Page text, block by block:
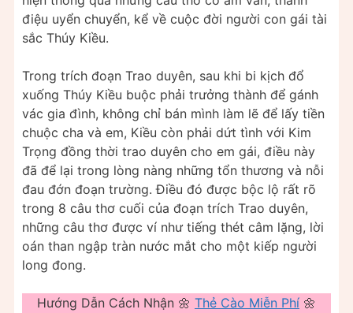
điệu uyển chuyển, kể về cuộc đời người con gái tài
sắc Thúy Kiều.
Trong trích đoạn Trao duyên, sau khi bi kịch đổ
xuống Thúy Kiều buộc phải trưởng thành để gánh
vác gia đình, không chỉ bán mình làm lẽ để lấy tiền
chuộc cha và em, Kiều còn phải dứt tình với Kim
Trọng đồng thời trao duyên cho em gái, điều này
đã để lại trong lòng nàng những tổn thương và nỗi
đau đớn đoạn trường. Điều đó được bộc lộ rất rõ
trong 8 câu thơ cuối của đoạn trích Trao duyên,
những câu thơ được ví như tiếng thét câm lặng, lời
oán than ngập tràn nước mắt cho một kiếp người
long đong.
Hướng Dẫn Cách Nhận 🌼 Thẻ Cào Miễn Phí 🌼